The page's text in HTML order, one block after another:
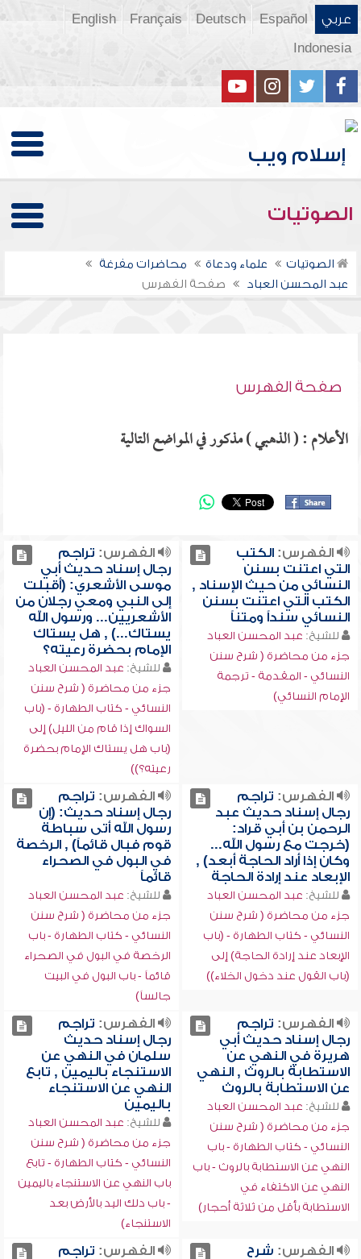
عربي Español
Deutsch
Français
English
Indonesia
الصوتيات
الصوتيات علماء ودعاة
محاضرات مفرغة
عبد المحسن العباد
صفحة الفهرس
صفحة الفهرس
الأعلام : ( الذهبي ) مذكور في المواضع التالية
الفهرس:الكتب
التي اعتنت بسنن
النسائي من حيث الإسناد ,
الكتب التي اعتنت بسنن
النسائي سنداً ومتناً
للشيخ: عبد المحسن العباد
جزء من محاضرة ( شرح سنن
النسائي - المقدمة - ترجمة
الإمام النسائي)
الفهرس: تراجم
رجال إسناد حديث أبي
موسى الأشعري: (أقبلت
إلى النبي ومعي رجلان من
الأشعريين... ورسول الله
يستاك...) , هل يستاك
الإمام بحضرة رعيته؟
للشيخ: عبد المحسن العباد
جزء من محاضرة ( شرح سنن
النسائي - كتاب الطهارة - (باب
السواك إذا قام من الليل) إلى
(باب هل يستاك الإمام بحضرة
رعيته؟))
الفهرس: تراجم
رجال إسناد حديث عبد
الرحمن بن أبي قراد:
(خرجت مع رسول الله...
وكان إذا أراد الحاجة أبعد) ,
الإبعاد عند إرادة الحاجة
للشيخ: عبد المحسن العباد
جزء من محاضرة ( شرح سنن
النسائي - كتاب الطهارة - (باب
الإبعاد عند إرادة الحاجة) إلى
(باب القول عند دخول الخلاء))
الفهرس: تراجم
رجال إسناد حديث: (إن
رسول الله أتى سباطة
قوم فبال قائماً) , الرخصة
في البول في الصحراء
قائماً
للشيخ: عبد المحسن العباد
جزء من محاضرة ( شرح سنن
النسائي - كتاب الطهارة - باب
الرخصة في البول في الصحراء
قائماً - باب البول في البيت
جالساً)
الفهرس: تراجم
رجال إسناد حديث أبي
هريرة في النهي عن
الاستطابة بالروث , النهي
عن الاستطابة بالروث
للشيخ: عبد المحسن العباد
جزء من محاضرة ( شرح سنن
النسائي - كتاب الطهارة - باب
النهي عن الاستطابة بالروث - باب
النهي عن الاكتفاء في
الاستطابة بأقل من ثلاثة أحجار)
الفهرس: تراجم
رجال إسناد حديث
سلمان في النهي عن
الاستنجاء باليمين , تابع
النهي عن الاستنجاء
باليمين
للشيخ: عبد المحسن العباد
جزء من محاضرة ( شرح سنن
النسائي - كتاب الطهارة - تابع
باب النهي عن الاستنجاء باليمين
- باب دلك اليد بالأرض بعد
الاستنجاء)
الفهرس: شرح
الفهرس: تراجم